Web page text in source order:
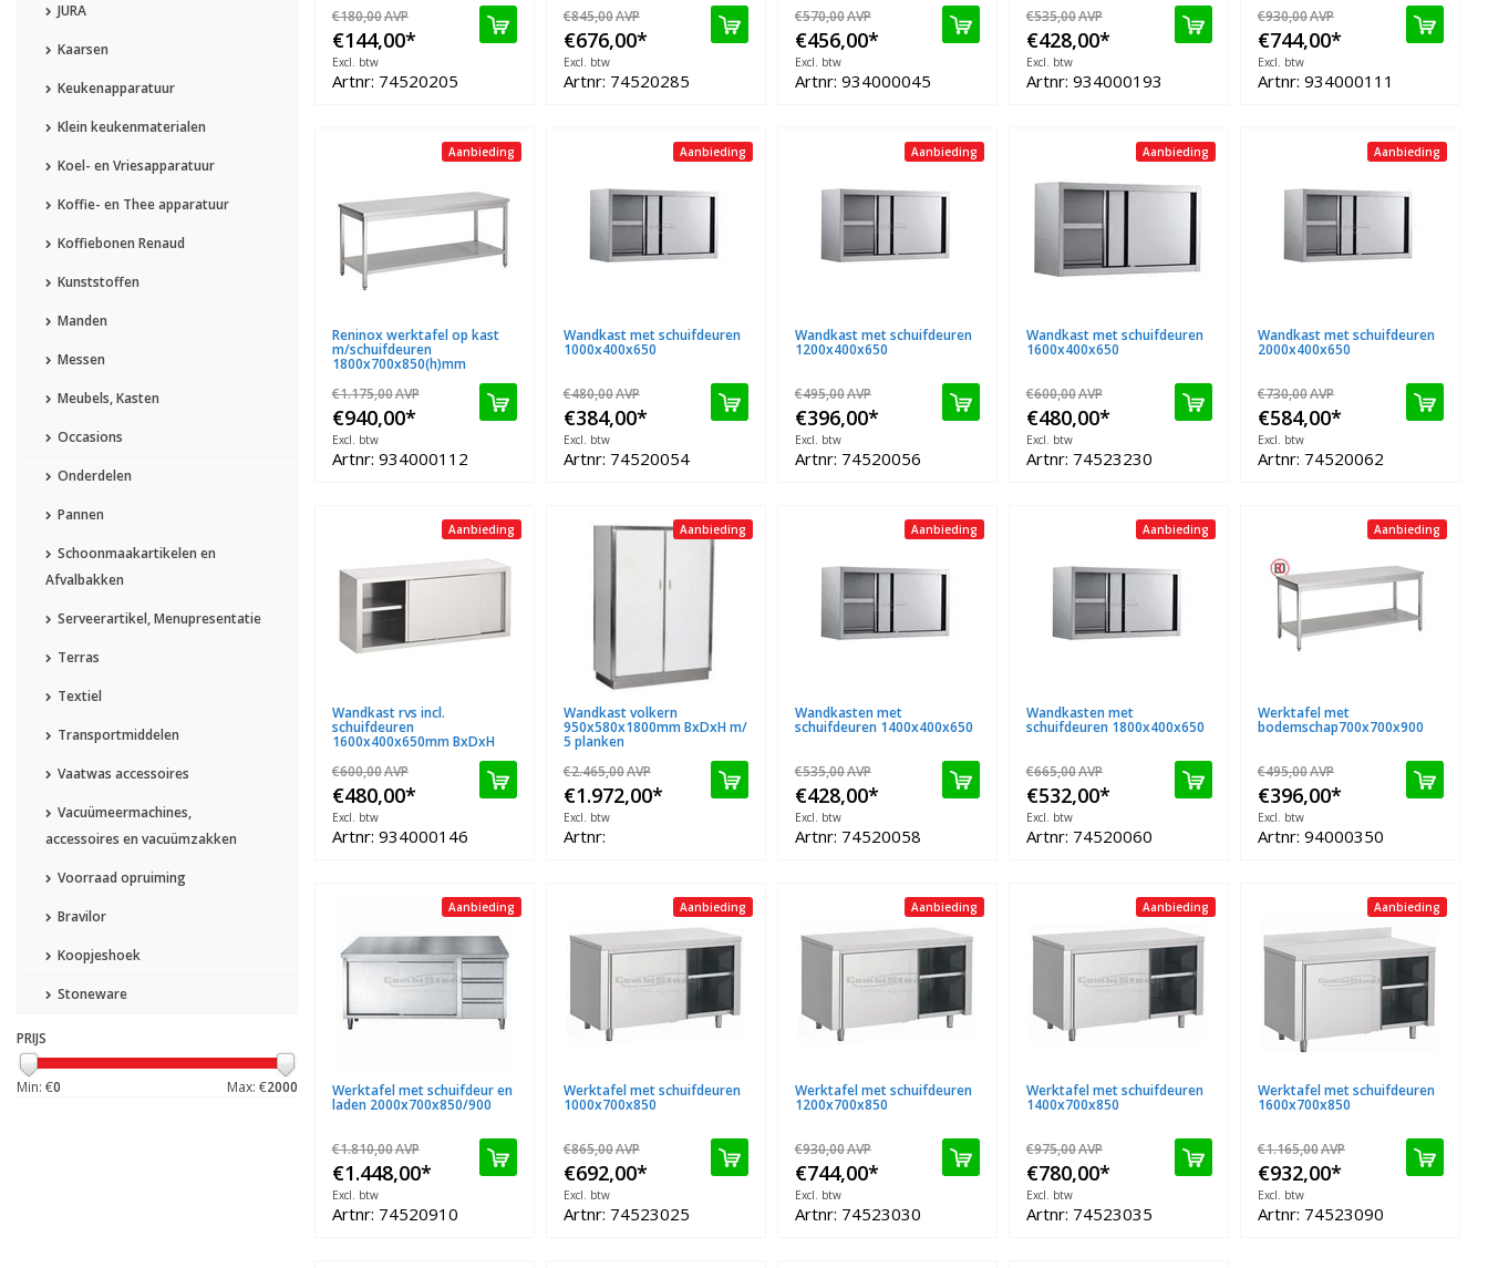
JURA
Kaarsen
Keukenapparatuur
Klein keukenmaterialen
Koel- en Vriesapparatuur
Koffie- en Thee apparatuur
Koffiebonen Renaud
Kunststoffen
Manden
Messen
Meubels, Kasten
Occasions
Onderdelen
Pannen
Schoonmaakartikelen en
Afvalbakken
Serveerartikel, Menupresentatie
Terras
Textiel
Transportmiddelen
Vaatwas accessoires
Vacuümeermachines,
accessoires en vacuümzakken
Voorraad opruiming
Bravilor
Koopjeshoek
Stoneware
PRIJS
Min: €0 Max: €2000
€180,00AVP
€144,00*
Excl. btw
Artnr: 74520205
€845,00AVP
€676,00*
Excl. btw
Artnr: 74520285
€570,00AVP
€456,00*
Excl. btw
Artnr: 934000045
€535,00AVP
€428,00*
Excl. btw
Artnr: 934000193
€930,00AVP
€744,00*
Excl. btw
Artnr: 934000111
Aanbieding
Reninox werktafel op kast
m/schuifdeuren
1800x700x850(h)mm
€1.175,00AVP
€940,00*
Excl. btw
Artnr: 934000112
Aanbieding
Wandkast met schuifdeuren
1000x400x650
€480,00AVP
€384,00*
Excl. btw
Artnr: 74520054
Aanbieding
Wandkast met schuifdeuren
1200x400x650
€495,00AVP
€396,00*
Excl. btw
Artnr: 74520056
Aanbieding
Wandkast met schuifdeuren
1600x400x650
€600,00AVP
€480,00*
Excl. btw
Artnr: 74523230
Aanbieding
Wandkast met schuifdeuren
2000x400x650
€730,00AVP
€584,00*
Excl. btw
Artnr: 74520062
Aanbieding
Wandkast rvs incl.
schuifdeuren
1600x400x650mm BxDxH
€600,00AVP
€480,00*
Excl. btw
Artnr: 934000146
Aanbieding
Wandkast volkern
950x580x1800mm BxDxH m/
5 planken
€2.465,00AVP
€1.972,00*
Excl. btw
Artnr:
Aanbieding
Wandkasten met
schuifdeuren 1400x400x650
€535,00AVP
€428,00*
Excl. btw
Artnr: 74520058
Aanbieding
Wandkasten met
schuifdeuren 1800x400x650
€665,00AVP
€532,00*
Excl. btw
Artnr: 74520060
Aanbieding
Werktafel met
bodemschap700x700x900
€495,00AVP
€396,00*
Excl. btw
Artnr: 94000350
Aanbieding
Werktafel met schuifdeur en
laden 2000x700x850/900
€1.810,00AVP
€1.448,00*
Excl. btw
Artnr: 74520910
Aanbieding
Werktafel met schuifdeuren
1000x700x850
€865,00AVP
€692,00*
Excl. btw
Artnr: 74523025
Aanbieding
Werktafel met schuifdeuren
1200x700x850
€930,00AVP
€744,00*
Excl. btw
Artnr: 74523030
Aanbieding
Werktafel met schuifdeuren
1400x700x850
€975,00AVP
€780,00*
Excl. btw
Artnr: 74523035
Aanbieding
Werktafel met schuifdeuren
1600x700x850
€1.165,00AVP
€932,00*
Excl. btw
Artnr: 74523090